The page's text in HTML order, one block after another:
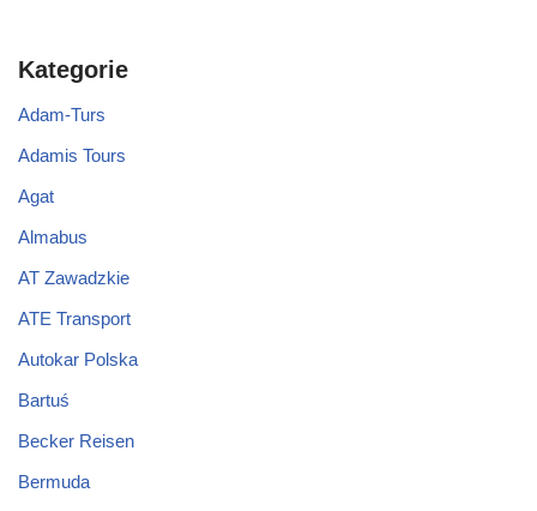
Kategorie
Adam-Turs
Adamis Tours
Agat
Almabus
AT Zawadzkie
ATE Transport
Autokar Polska
Bartuś
Becker Reisen
Bermuda